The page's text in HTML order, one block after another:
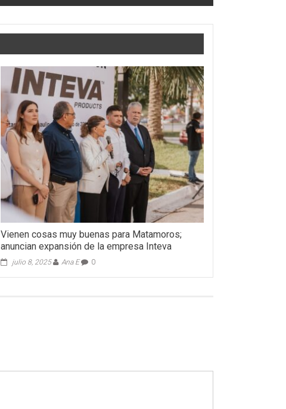
Vienen cosas muy buenas para Matamoros;
anuncian expansión de la empresa Inteva
julio 8, 2025 Ana E 0